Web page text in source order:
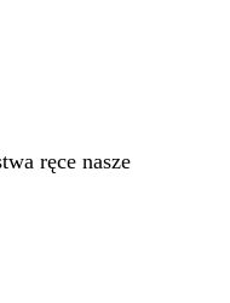
ręce nasze